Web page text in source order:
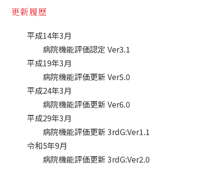
更新履歴
平成14年3月
平成19年3月
平成24年3月
平成29年3月
病院機能評価更新 3rdG:Ver1.1
令和5年9月
病院機能評価更新 3rdG:Ver2.0